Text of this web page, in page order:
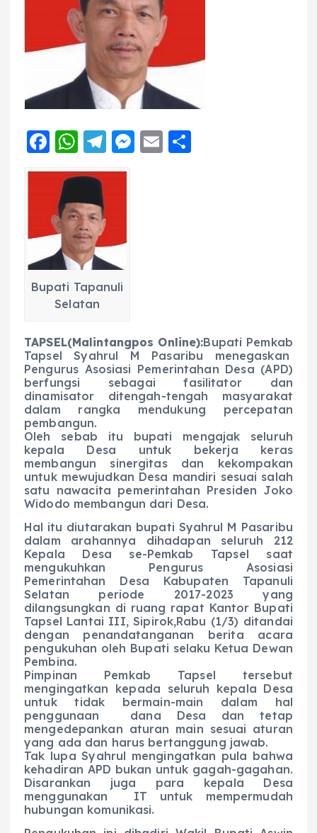
F
a
c
e
b
o
o
k
W
h
a
ts
A
p
p
T
el
a
m
M E
Bupati Tapanuli
Selatan
TAPSEL(Malintangpos Online):Bupati Pemkab
Tapsel Syahrul M Pasaribu menegaskan
Pengurus Asosiasi Pemerintahan Desa (APD)
berfungsi sebagai fasilitator dan
dinamisator ditengah-tengah masyarakat
dalam rangka mendukung percepatan
pembangun.
Oleh sebab itu bupati mengajak seluruh
kepala Desa untuk bekerja keras
membangun sinergitas dan kekompakan
untuk mewujudkan Desa mandiri sesuai salah
satu nawacita pemerintahan Presiden Joko
Widodo membangun dari Desa.
Hal itu diutarakan bupati Syahrul M Pasaribu
dalam arahannya dihadapan seluruh 212
Kepala Desa se-Pemkab Tapsel saat
mengukuhkan Pengurus Asosiasi
Pemerintahan Desa Kabupaten Tapanuli
Selatan periode 2017-2023 yang
dilangsungkan di ruang rapat Kantor Bupati
Tapsel Lantai III, Sipirok,Rabu (1/3) ditandai
dengan penandatanganan berita acara
pengukuhan oleh Bupati selaku Ketua Dewan
Pembina.
Pimpinan Pemkab Tapsel tersebut
mengingatkan kepada seluruh kepala Desa
untuk tidak bermain-main dalam hal
penggunaan dana Desa dan tetap
mengedepankan aturan main sesuai aturan
yang ada dan harus bertanggung jawab.
Tak lupa Syahrul mengingatkan pula bahwa
kehadiran APD bukan untuk gagah-gagahan.
Disarankan juga para kepala Desa
menggunakan IT untuk mempermudah
hubungan komunikasi.